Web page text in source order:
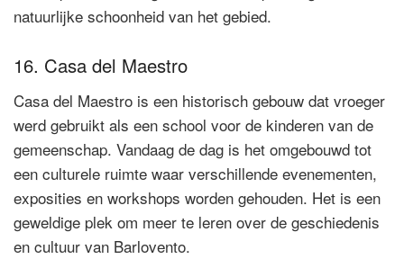
natuurlijke schoonheid van het gebied.
16. Casa del Maestro
Casa del Maestro is een historisch gebouw dat vroeger
werd gebruikt als een school voor de kinderen van de
gemeenschap. Vandaag de dag is het omgebouwd tot
een culturele ruimte waar verschillende evenementen,
exposities en workshops worden gehouden. Het is een
geweldige plek om meer te leren over de geschiedenis
en cultuur van Barlovento.